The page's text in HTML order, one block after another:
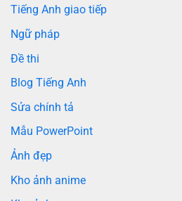
Tiếng Anh giao tiếp
Ngữ pháp
Đề thi
Blog Tiếng Anh
Sửa chính tả
Mẫu PowerPoint
Ảnh đẹp
Kho ảnh anime